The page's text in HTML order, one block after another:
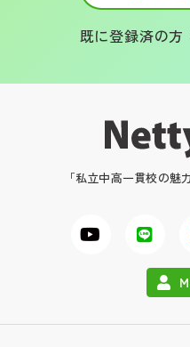
既に登録済の方
「私立中高一貫校の魅